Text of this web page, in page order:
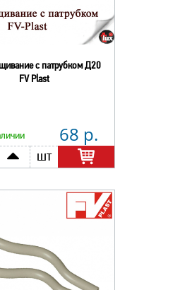
с патрубком Д20
FV Plast
68 р.
шт